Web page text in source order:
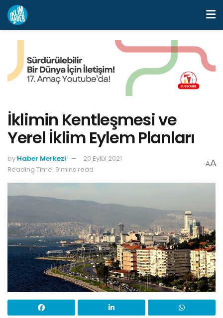
İklimin Kentleşmesi ve
Yerel İklim Eylem Planları
by Haber Merkezi
20 Eylül 2021
Reading Time: 9 mins read
AA